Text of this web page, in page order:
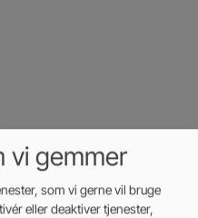
vi gemmer
som vi gerne vil bruge
eller deaktiver tjenester,